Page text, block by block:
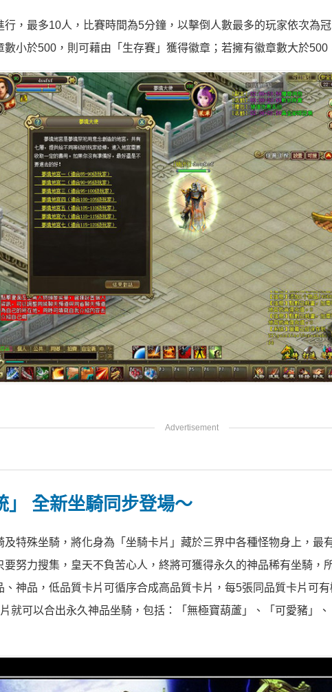
行，最多10人，比賽時間為5分鐘，以擊倒人數最多的玩家依次為
小於500，則可藉由「生存賽」獲得徽章；若擁有徽章數大於500
全新坐騎同步登場～
及特殊坐騎，將化身為「坐騎卡片」藏於三界中各種怪物身上，最
努力搜集，皇天不負苦心人，終將可獲得永久的神品稀有坐騎，
、神品，低品質卡片可循序合成高品質卡片，每5張同品質卡片可
就可以合出永久神品坐騎，包括：「無極寶葫蘆」、「可愛豬」